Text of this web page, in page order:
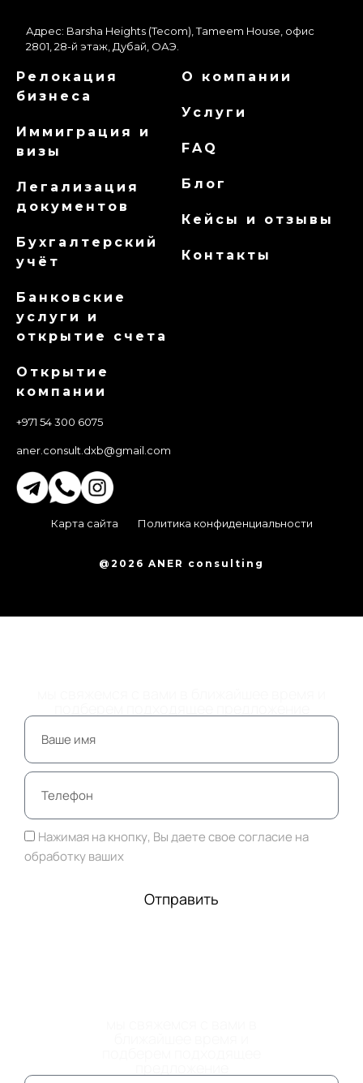
Адрес: Barsha Heights (Tecom), Tameem House, офис
2801, 28-й этаж, Дубай, ОАЭ.
Релокация
бизнеса
Иммиграция и
визы
Легализация
документов
Бухгалтерский
учёт
Банковские
услуги и
открытие счета
Открытие
компании
О компании
Услуги
FAQ
Блог
Кейсы и отзывы
Контакты
+971 54 300 6075
aner.consult.dxb@gmail.com
Карта сайта Политика конфиденциальности
@2026 ANER consulting
Нажимая на кнопку, Вы даете свое согласие на
обработку ваших
Отправить